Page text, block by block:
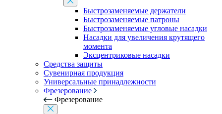
Быстрозаменяемые держатели
Быстрозаменяемые патроны
Быстрозаменяемые угловые насадки
Насадки для увеличения крутящего
момента
Эксцентриковые насадки
Средства защиты
Сувенирная продукция
Универсальные принадлежности
Фрезерование
Фрезерование